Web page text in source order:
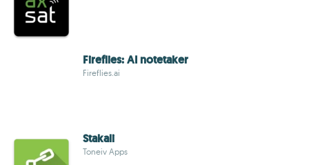
Fireflies: AI notetaker
Fireflies.ai
Stakali
Toneiv Apps